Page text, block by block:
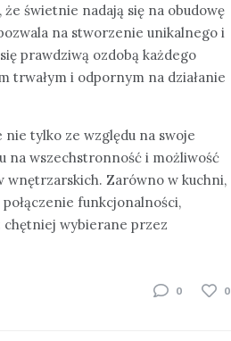
świetnie nadają się na obudowę
na stworzenie unikalnego i
prawdziwą ozdobą każdego
trwałym i odpornym na działanie
nie tylko ze względu na swoje
na wszechstronność i możliwość
wnętrzarskich. Zarówno w kuchni,
funkcjonalności,
chętniej wybierane przez
0 0